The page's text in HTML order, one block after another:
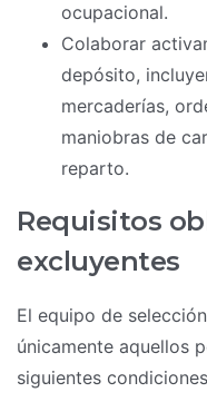
ocupacional.
Colaborar
depósito,
mercaderías,
maniobras de
reparto.
Requisitos
excluyentes
El equipo de
únicamente aquellos
siguientes